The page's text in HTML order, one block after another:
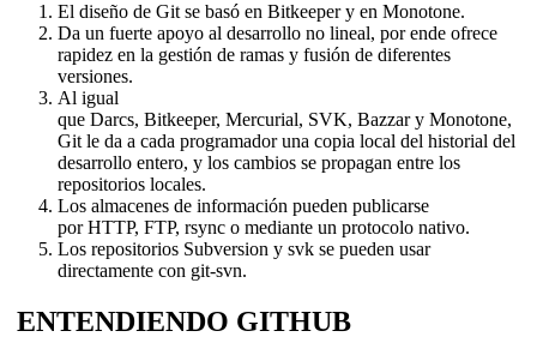
El diseño de Git se basó en Bitkeeper y en Monotone.
Da un fuerte apoyo al desarrollo no lineal, por ende ofrece
rapidez en la gestión de ramas y fusión de diferentes
versiones.
Al igual
que Darcs, Bitkeeper, Mercurial, SVK, Bazzar y Monotone,
Git le da a cada programador una copia local del historial del
desarrollo entero, y los cambios se propagan entre los
repositorios locales.
Los almacenes de información pueden publicarse
por HTTP, FTP, rsync o mediante un protocolo nativo.
Los repositorios Subversion y svk se pueden usar
directamente con git-svn.
ENTENDIENDO GITHUB